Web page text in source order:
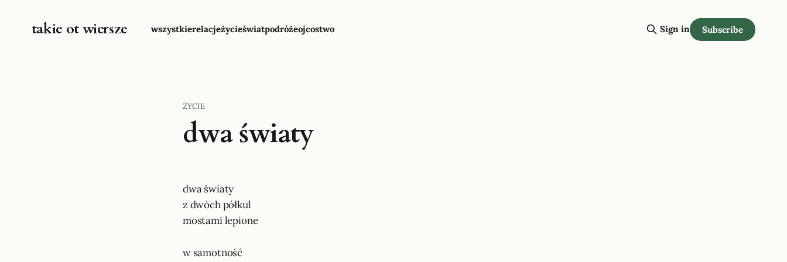
takie ot wiersze wszystkierelacjeżycieświatpodróżeojcostwo Sign in Subscribe
ŻYCIE
dwa światy
dwa światy
z dwóch półkul
mostami lepione
w samotność